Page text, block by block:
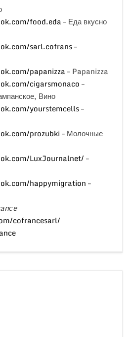
food.eda – Еда вкусно
sarl.cofrans–
papanizza – Papanizza
cigarsmonaco –
Вино
yourstemcells–
prozubki – Молочные
LuxJournalnet/ –
happymigration –
cofrancesarl/